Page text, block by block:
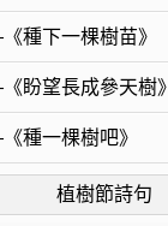
種下一棵樹苗》
盼望長成參天樹》
種一棵樹吧》
植樹節詩句